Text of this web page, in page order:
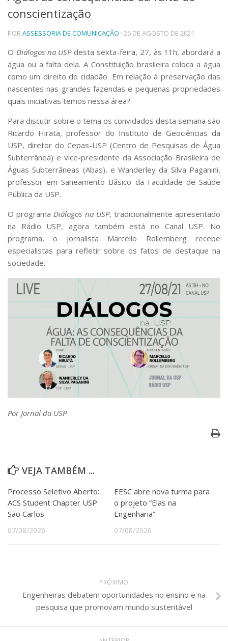
Telefones e Mapas
Pessoas
Ensino
Graduação
Pós-Graduação
Educação a distância
Pesquisa e Inovação
Centros, Núcleos e Projetos em Rede
Pós-doutorado
Iniciação Científica
Transferência de Tecnologia
Empresas Juniores
Extensão à Comunidade
Projetos, Programas e Cursos
Museus e Espaços Interativos
Bibliotecas
Apoio ao Estudante
RH, Administrativo e Financeiro
Outros serviços
Comunicação
Assessorias e Mídias
Aplicativos e Sites
Jornal da USP
Agenda de Eventos
Defesa de Teses
conscientização
PORASSESSORIA DE COMUNICAÇÃO · 26 DE AGOSTO DE 2021
O Diálogos na USPdesta sexta-feira, 27, às 11h, abordará a
água ou a falta dela. A Constituição brasileira coloca a água
como um direito do cidadão. Em relação à preservação das
nascentes nas grandes fazendas e pequenas propriedades
quais iniciativas temos nessa área?
Para discutir sobre o tema os convidados desta semana são
Ricardo Hirata, professor do Instituto de Geociências da
USP, diretor do Cepas-USP (Centro de Pesquisas de Água
Subterrânea) e vice-presidente da Associação Brasileira de
Águas Subterrâneas (Abas), e Wanderley da Silva Paganini,
professor em Saneamento Básico da Faculdade de Saúde
Pública da USP.
O programa Diálogos na USP, tradicionalmente apresentado
na Rádio USP, agora também está no Canal USP. No
programa, o jornalista Marcello Rollemberg recebe
especialistas para refletir sobre os fatos de destaque na
sociedade.
Por Jornal da USP
VEJA TAMBÉM ...
Processo Seletivo Aberto:
ACS Student Chapter USP
São Carlos
07/08/2026
EESC abre nova turma para
o projeto “Elas na
Engenharia”
07/08/2026
PRÓXIMO
Engenheiras debatem oportunidades no ensino e na
pesquisa que promovam mundo sustentável